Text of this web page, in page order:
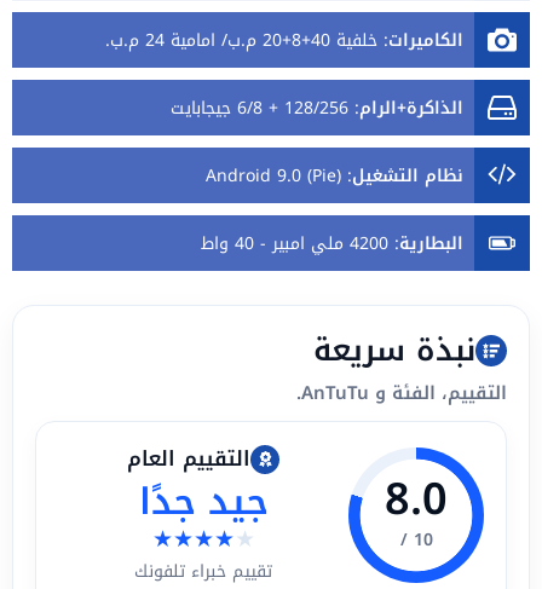
الكاميرات: خلفية 40+8+20 م.ب/ امامية 24 م.ب.
الذاكرة+الرام: 128/256 + 6/8 جيجابايت
نظام التشغيل:
Android 9.0 (Pie)
البطارية: 4200 ملي امبير - 40 واط
نبذة سريعة
التقييم، الفئة و AnTuTu.
8.0
10 /
التقييم العام
جيد جدًا
★★★★★
تقييم خبراء تلفونك